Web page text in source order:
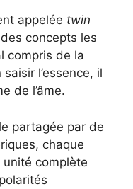
appelée twin
des concepts les
compris de la
l’essence, il
de l’âme.
partagée par de
chaque
complète